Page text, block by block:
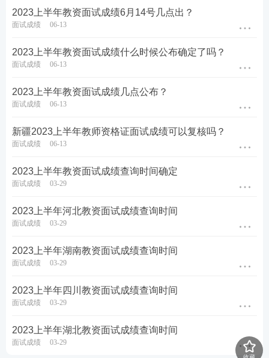
2023上半年教资面试成绩6月14号几点出？
面试成绩 06-13
2023上半年教资面试成绩什么时候公布确定了吗？
面试成绩 06-13
2023上半年教资面试成绩几点公布？
面试成绩 06-13
新疆2023上半年教师资格证面试成绩可以复核吗？
面试成绩 06-13
2023上半年教资面试成绩查询时间确定
面试成绩 03-29
2023上半年河北教资面试成绩查询时间
面试成绩 03-29
2023上半年湖南教资面试成绩查询时间
面试成绩 03-29
2023上半年四川教资面试成绩查询时间
面试成绩 03-29
2023上半年湖北教资面试成绩查询时间
面试成绩 03-29